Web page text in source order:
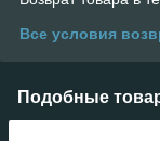
Все условия
Подобные